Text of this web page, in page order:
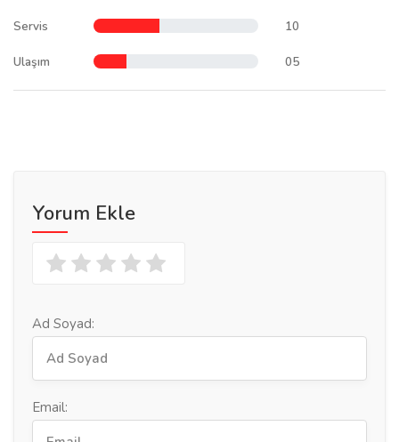
Servis 10
Ulaşım 05
Yorum Ekle
Ad Soyad:
Email: